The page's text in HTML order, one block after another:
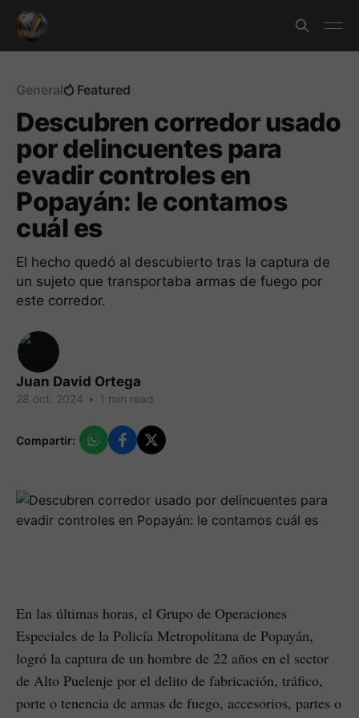
General Featured
Descubren corredor usado
por delincuentes para
evadir controles en
Popayán: le contamos
cuál es
El hecho quedó al descubierto tras la captura de
un sujeto que transportaba armas de fuego por
este corredor.
Juan David Ortega
28 oct. 2024 • 1 min read
Compartir:
En las últimas horas, el Grupo de Operaciones
Especiales de la Policía Metropolitana de Popayán,
logró la captura de un hombre de 22 años en el sector
de Alto Puelenje por el delito de fabricación, tráfico,
porte o tenencia de armas de fuego, accesorios, partes o